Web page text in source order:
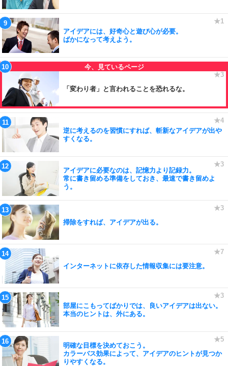
アイデアには、好奇心と遊び心が必要。
ばかになって考えよう。
「変わり者」と言われることを恐れるな。
逆に考えるのを習慣にすれば、斬新なアイデアが出や
すくなる。
アイデアに必要なのは、記憶力より記録力。
常に書き留める準備をしておき、最速で書き留めよ
う。
掃除をすれば、アイデアが出る。
インターネットに依存した情報収集には要注意。
部屋にこもってばかりでは、良いアイデアは出ない。
本当のヒントは、外にある。
明確な目標を決めておこう。
カラーバス効果によって、アイデアのヒントが見つか
りやすくなる。